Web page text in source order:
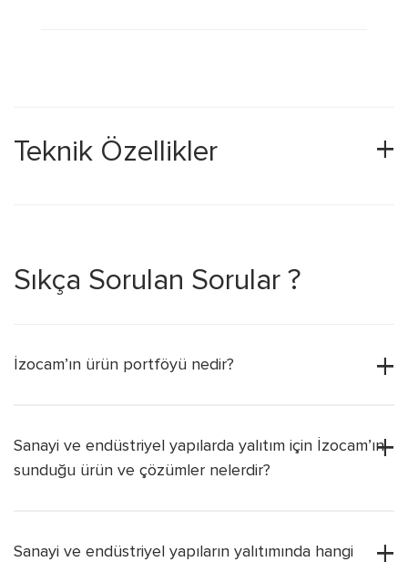
Teknik Özellikler
Sıkça Sorulan Sorular ?
İzocam’ın ürün portföyü nedir?
Sanayi ve endüstriyel yapılarda yalıtım için İzocam’ın
sunduğu ürün ve çözümler nelerdir?
Sanayi ve endüstriyel yapıların yalıtımında hangi